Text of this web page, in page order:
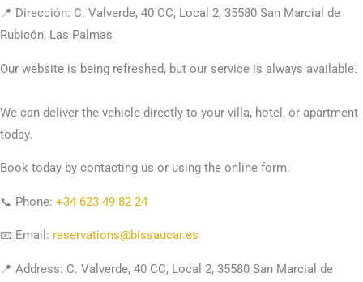
📍 Dirección: C. Valverde, 40 CC, Local 2, 35580 San Marcial de
Rubicón, Las Palmas
Our website is being refreshed, but our service is always available.
We can deliver the vehicle directly to your villa, hotel, or apartment
today.
Book today by contacting us or using the online form.
📞 Phone: +34 623 49 82 24
📧 Email: reservations@bissaucar.es
📍 Address: C. Valverde, 40 CC, Local 2, 35580 San Marcial de